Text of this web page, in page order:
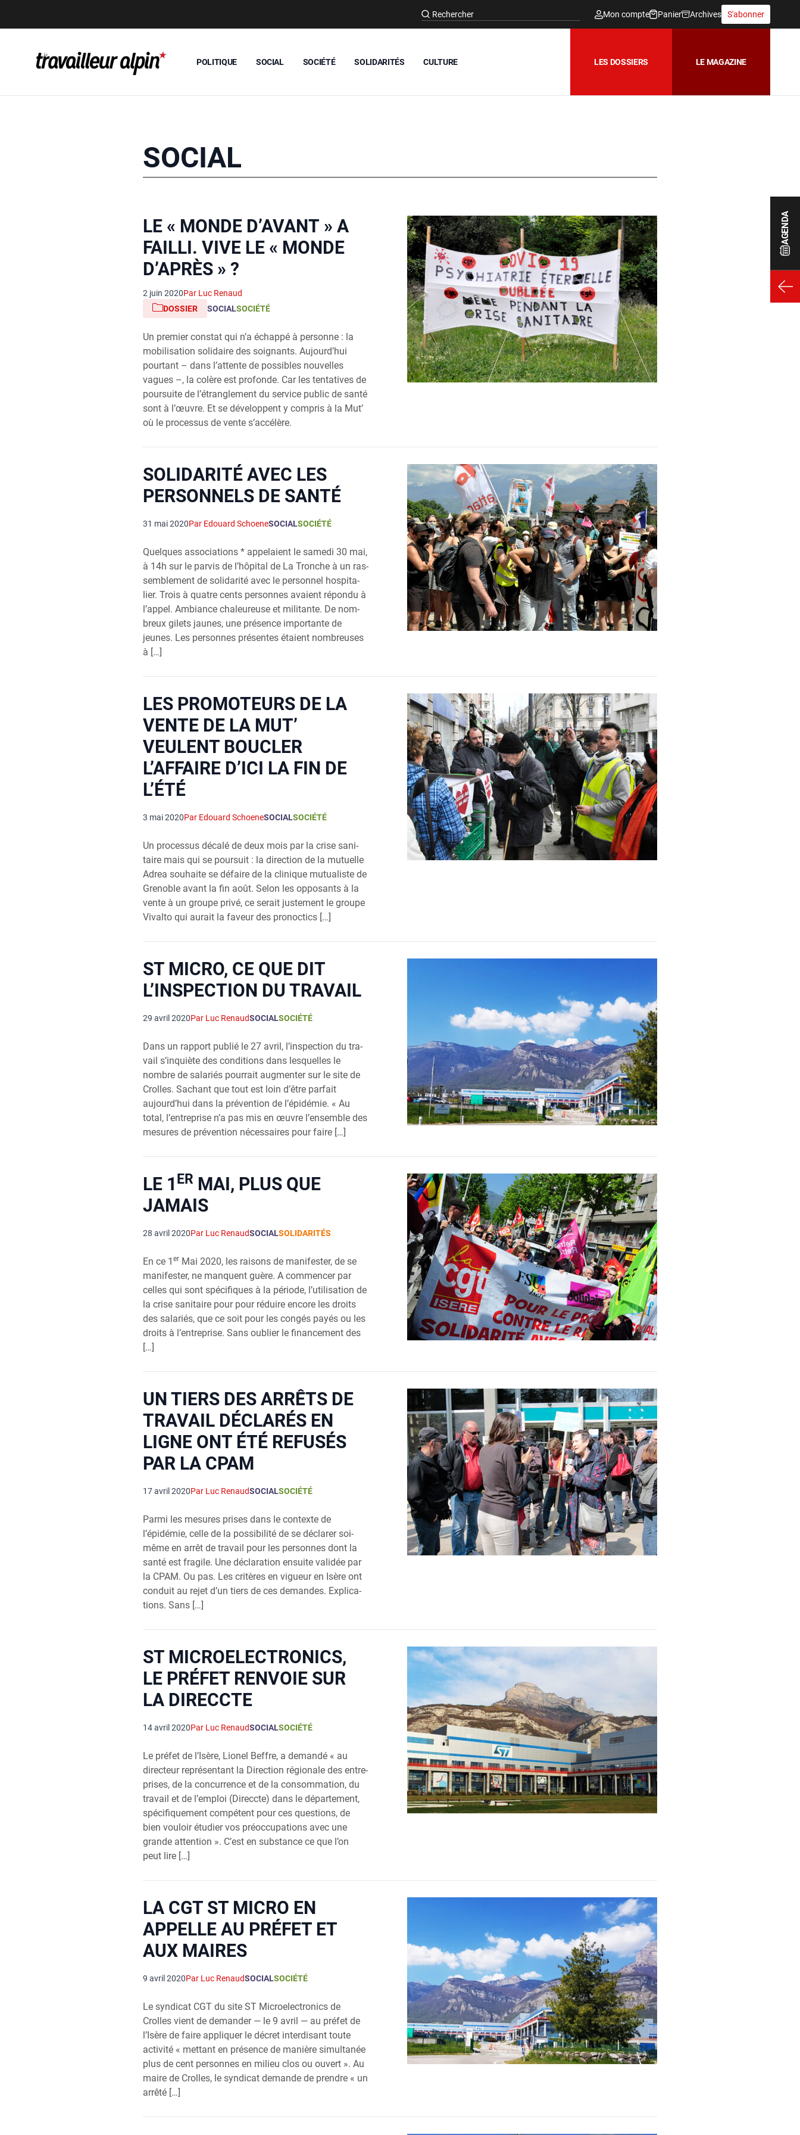
AGENDA
Mon compte Panier Archives S'abonner
POLITIQUE SOCIAL SOCIÉTÉ SOLIDARITÉS CULTURE LES DOSSIERS LE MAGAZINE
SOCIAL
LE « MONDE D’AVANT » A
FAILLI. VIVE LE « MONDE
D’APRÈS » ?
2 juin 2020Par Luc Renaud
DOSSIER
SOCIALSOCIÉTÉ
Un premier constat qui n’a échappé à personne : la
mobilisation solidaire des soignants. Aujourd’hui
pourtant – dans l’attente de possibles nouvelles
vagues –, la colère est profonde. Car les tentatives de
poursuite de l’étranglement du service public de santé
sont à l’œuvre. Et se développent y compris à la Mut’
où le processus de vente s’accélère.
SOLIDARITÉ AVEC LES
PERSONNELS DE SANTÉ
31 mai 2020Par Edouard SchoeneSOCIALSOCIÉTÉ
Quelques asso­cia­tions * appe­laient le same­di 30 mai,
à 14h sur le par­vis de l’hôpital de La Tronche à un ras­
sem­ble­ment de soli­da­ri­té avec le per­son­nel hos­pi­ta­
lier. Trois à quatre cents per­sonnes avaient répon­du à
l’appel. Ambiance cha­leu­reuse et mili­tante. De nom­
breux gilets jaunes, une pré­sence impor­tante de
jeunes. Les per­sonnes pré­sentes étaient nom­breuses
à […]
LES PROMOTEURS DE LA
VENTE DE LA MUT’
VEULENT BOUCLER
L’AFFAIRE D’ICI LA FIN DE
L’ÉTÉ
3 mai 2020Par Edouard SchoeneSOCIALSOCIÉTÉ
Un pro­ces­sus déca­lé de deux mois par la crise sani­
taire mais qui se pour­suit : la direc­tion de la mutuelle
Adrea sou­haite se défaire de la cli­nique mutua­liste de
Gre­noble avant la fin août. Selon les oppo­sants à la
vente à un groupe pri­vé, ce serait jus­te­ment le groupe
Vival­to qui aurait la faveur des pro­noc­tics […]
ST MICRO, CE QUE DIT
L’INSPECTION DU TRAVAIL
29 avril 2020Par Luc RenaudSOCIALSOCIÉTÉ
Dans un rap­port publié le 27 avril, l’inspection du tra­
vail s’inquiète des condi­tions dans les­quelles le
nombre de sala­riés pour­rait aug­men­ter sur le site de
Crolles. Sachant que tout est loin d’être par­fait
aujourd’hui dans la pré­ven­tion de l’épidémie. « Au
total, l’entreprise n’a pas mis en œuvre l’ensemble des
mesures de pré­ven­tion néces­saires pour faire […]
LE 1 ER MAI, PLUS QUE
JAMAIS
28 avril 2020Par Luc RenaudSOCIALSOLIDARITÉS
En ce 1 er Mai 2020, les rai­sons de mani­fes­ter, de se
mani­fes­ter, ne manquent guère. A com­men­cer par
celles qui sont spé­ci­fiques à la période, l’u­ti­li­sa­tion de
la crise sani­taire pour pour réduire encore les droits
des sala­riés, que ce soit pour les congés payés ou les
droits à l’en­tre­prise. Sans oublier le finan­ce­ment des
[…]
UN TIERS DES ARRÊTS DE
TRAVAIL DÉCLARÉS EN
LIGNE ONT ÉTÉ REFUSÉS
PAR LA CPAM
17 avril 2020Par Luc RenaudSOCIALSOCIÉTÉ
Par­mi les mesures prises dans le contexte de
l’épidémie, celle de la pos­si­bi­li­té de se décla­rer soi-
même en arrêt de tra­vail pour les per­sonnes dont la
san­té est fra­gile. Une décla­ra­tion ensuite vali­dée par
la CPAM. Ou pas. Les cri­tères en vigueur en Isère ont
conduit au rejet d’un tiers de ces demandes. Expli­ca­
tions. Sans […]
ST MICROELECTRONICS,
LE PRÉFET RENVOIE SUR
LA DIRECCTE
14 avril 2020Par Luc RenaudSOCIALSOCIÉTÉ
Le pré­fet de l’I­sère, Lio­nel Beffre, a deman­dé « au
direc­teur repré­sen­tant la Direc­tion régio­nale des entre­
prises, de la concur­rence et de la consom­ma­tion, du
tra­vail et de l’emploi (Direccte) dans le dépar­te­ment,
spé­ci­fi­que­ment com­pé­tent pour ces ques­tions, de
bien vou­loir étu­dier vos pré­oc­cu­pa­tions avec une
grande atten­tion ». C’est en sub­stance ce que l’on
peut lire […]
LA CGT ST MICRO EN
APPELLE AU PRÉFET ET
AUX MAIRES
9 avril 2020Par Luc RenaudSOCIALSOCIÉTÉ
Le syn­di­cat CGT du site ST Microe­lec­tro­nics de
Crolles vient de deman­der — le 9 avril — au pré­fet de
l’I­sère de faire appli­quer le décret inter­di­sant toute
acti­vi­té « met­tant en pré­sence de manière simul­ta­née
plus de cent per­sonnes en milieu clos ou ouvert ». Au
maire de Crolles, le syn­di­cat demande de prendre « un
arrê­té […]